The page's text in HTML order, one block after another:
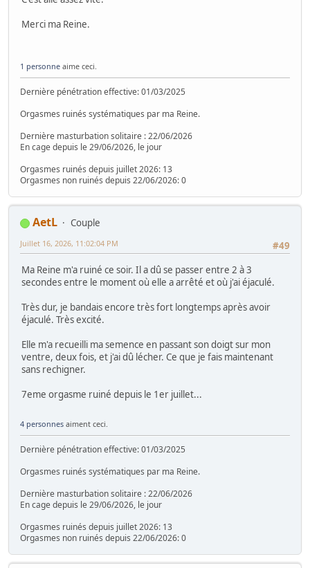
Merci ma Reine.
1 personne aime ceci.
Dernière pénétration effective: 01/03/2025
Orgasmes ruinés systématiques par ma Reine.
Dernière masturbation solitaire : 22/06/2026
En cage depuis le 29/06/2026, le jour
Orgasmes ruinés depuis juillet 2026: 13
Orgasmes non ruinés depuis 22/06/2026: 0
AetL
Couple
#49
Juillet 16, 2026, 11:02:04 PM
Ma Reine m'a ruiné ce soir. Il a dû se passer entre 2 à 3
secondes entre le moment où elle a arrêté et où j'ai éjaculé.
Très dur, je bandais encore très fort longtemps après avoir
éjaculé. Très excité.
Elle m'a recueilli ma semence en passant son doigt sur mon
ventre, deux fois, et j'ai dû lécher. Ce que je fais maintenant
sans rechigner.
7eme orgasme ruiné depuis le 1er juillet...
4 personnes aiment ceci.
Dernière pénétration effective: 01/03/2025
Orgasmes ruinés systématiques par ma Reine.
Dernière masturbation solitaire : 22/06/2026
En cage depuis le 29/06/2026, le jour
Orgasmes ruinés depuis juillet 2026: 13
Orgasmes non ruinés depuis 22/06/2026: 0